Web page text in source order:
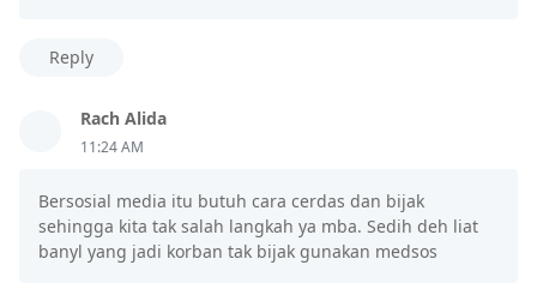
Reply
Rach Alida
11:24 AM
Bersosial media itu butuh cara cerdas dan bijak
sehingga kita tak salah langkah ya mba. Sedih deh liat
banyl yang jadi korban tak bijak gunakan medsos